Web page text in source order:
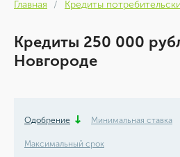
Главная Кредиты
Кредиты 250 000
Новгороде
Одобрение Минимальная ставка
Максимальный срок